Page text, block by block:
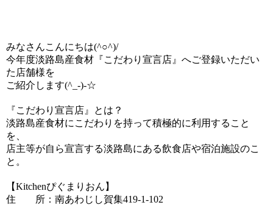
みなさんこんにちは(^○^)/
今年度淡路島産食材『こだわり宣言店』へご登録いただい
た店舗様を
ご紹介します(^_-)-☆
『こだわり宣言店』とは？
淡路島産食材にこだわりを持って積極的に利用すること
を、
店主等が自ら宣言する淡路島にある飲食店や宿泊施設のこ
と。
【Kitchenぴぐまりおん】
住 所：南あわじし賀集419-1-102